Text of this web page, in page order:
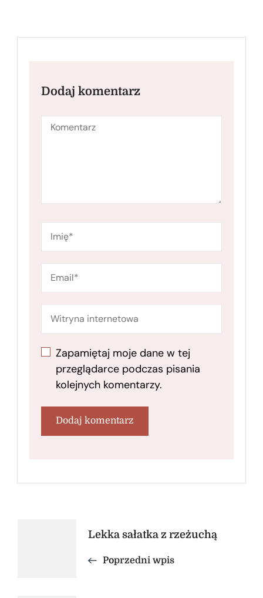
Dodaj komentarz
Zapamiętaj moje dane w tej
przeglądarce podczas pisania
kolejnych komentarzy.
NawigacjaLekka sałatka z rzeżuchą
Poprzedni wpis